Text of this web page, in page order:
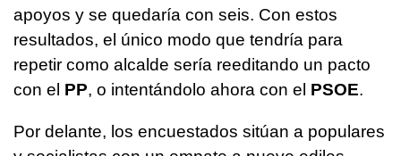
apoyos y se quedaría con seis. Con estos
resultados, el único modo que tendría para
repetir como alcalde sería reeditando un pacto
con el PP, o intentándolo ahora con el PSOE.
Por delante, los encuestados sitúan a populares